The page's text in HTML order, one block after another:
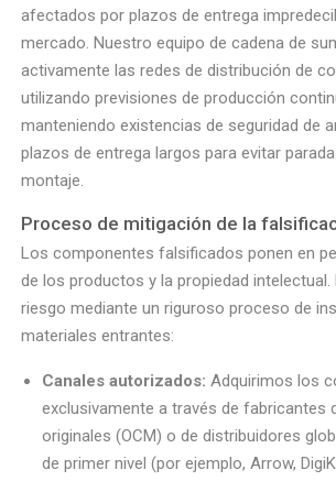
afectados por plazos de entrega
mercado. Nuestro equipo de cadena de
activamente las redes de distribución de
utilizando previsiones de producción
manteniendo existencias de seguridad de
plazos de entrega largos para evitar
montaje.
Proceso de mitigación de la
Los componentes falsificados ponen en
de los productos y la propiedad
riesgo mediante un riguroso proceso de
materiales entrantes:
Canales autorizados: Adquirimos los
exclusivamente a través de fabricantes
originales (OCM) o de distribuidores
de primer nivel (por ejemplo, Arrow,